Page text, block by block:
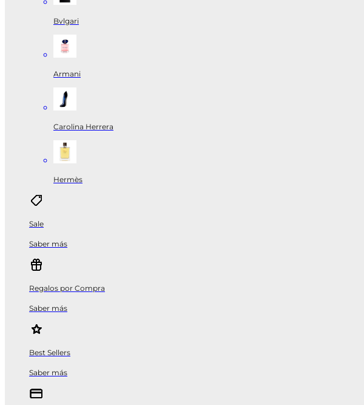
Bvlgari
Armani
Carolina Herrera
Hermès
Sale
Saber más
Regalos por Compra
Saber más
Best Sellers
Saber más